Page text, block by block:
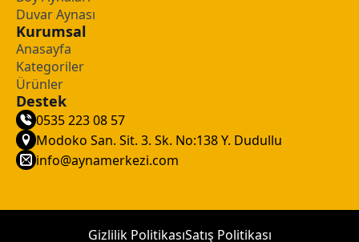
Duvar Aynası
Kurumsal
Anasayfa
Kategoriler
Ürünler
Destek
0535 223 08 57
Modoko San. Sit. 3. Sk. No:138 Y. Dudullu
info@aynamerkezi.com
Gizlilik PolitikasıSatış Politikası